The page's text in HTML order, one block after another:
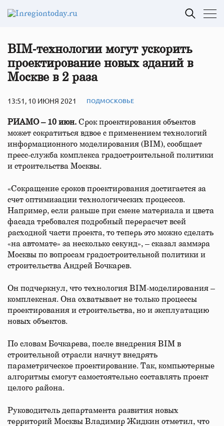
BIM‑технологии могут ускорить
проектирование новых зданий в
Москве в 2 раза
13:51, 10 ИЮНЯ 2021 ПОДМОСКОВЬЕ
РИАМО – 10 июн. Срок проектирования объектов
может сократиться вдвое с применением технологий
информационного моделирования (BIM), сообщает
пресс-служба комплекса градостроительной политики
и строительства Москвы.
«Сокращение сроков проектирования достигается за
счет оптимизации технологических процессов.
Например, если раньше при смене материала и цвета
фасада требовался подробный перерасчет всей
расходной части проекта, то теперь это можно сделать
«на автомате» за несколько секунд», – сказал заммэра
Москвы по вопросам градостроительной политики и
строительства Андрей Бочкарев.
Он подчеркнул, что технология BIM-моделирования –
комплексная. Она охватывает не только процессы
проектирования и строительства, но и эксплуатацию
новых объектов.
По словам Бочкарева, после внедрения BIM в
строительной отрасли начнут внедрять
параметрическое проектирование. Так, компьютерные
алгоритмы смогут самостоятельно составлять проект
целого района.
Руководитель департамента развития новых
территорий Москвы Владимир Жидкин отметил, что